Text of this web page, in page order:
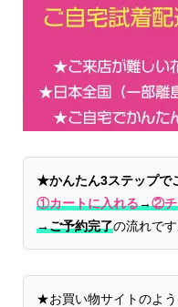
★かんたん3ステップで
①カートに入れる→②チ
→ご予約完了の流れです
★お買い物サイトのよう